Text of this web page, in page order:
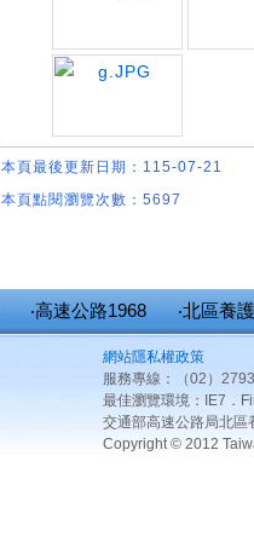
本頁最後更新日期：115-07-21
本頁點閱瀏覽次數：5697
‧高速公路1968 ‧北區養
網站隱私權政策
服務專線：（02）
最佳瀏覽環境：IE7．
交通部高速公路局北區
Copyright © 2012